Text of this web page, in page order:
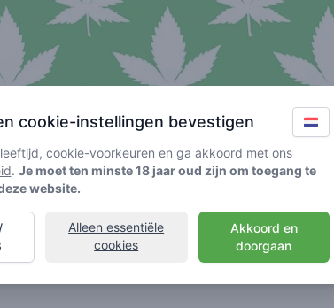
cookie-instellingen bevestigen
cookie-voorkeuren en ga akkoord met ons
. Je moet ten minste 18 jaar oud zijn om toegang te
website.
Akkoord en
doorgaan
Alleen essentiële
cookies